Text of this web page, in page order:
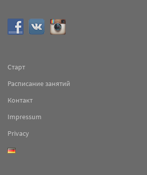
Старт
Расписание занятий
Контакт
Impressum
Privacy